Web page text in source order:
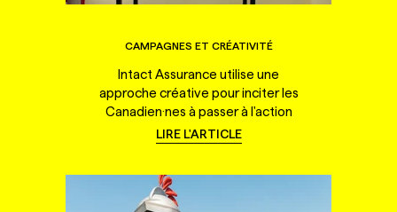
CAMPAGNES ET CRÉATIVITÉ
Intact Assurance utilise une
approche créative pour inciter les
Canadien·nes à passer à l'action
LIRE L'ARTICLE